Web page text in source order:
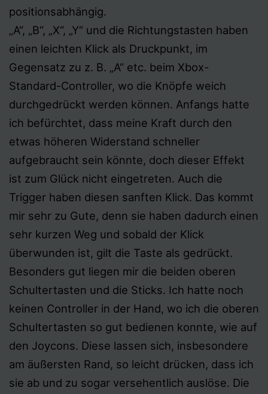
positionsabhängig.
„A“, „B“, „X“, „Y“ und die Richtungstasten haben
einen leichten Klick als Druckpunkt, im
Gegensatz zu z. B. „A“ etc. beim Xbox-
Standard-Controller, wo die Knöpfe weich
durchgedrückt werden können. Anfangs hatte
ich befürchtet, dass meine Kraft durch den
etwas höheren Widerstand schneller
aufgebraucht sein könnte, doch dieser Effekt
ist zum Glück nicht eingetreten. Auch die
Trigger haben diesen sanften Klick. Das kommt
mir sehr zu Gute, denn sie haben dadurch einen
sehr kurzen Weg und sobald der Klick
überwunden ist, gilt die Taste als gedrückt.
Besonders gut liegen mir die beiden oberen
Schultertasten und die Sticks. Ich hatte noch
keinen Controller in der Hand, wo ich die oberen
Schultertasten so gut bedienen konnte, wie auf
den Joycons. Diese lassen sich, insbesondere
am äußersten Rand, so leicht drücken, dass ich
sie ab und zu sogar versehentlich auslöse. Die